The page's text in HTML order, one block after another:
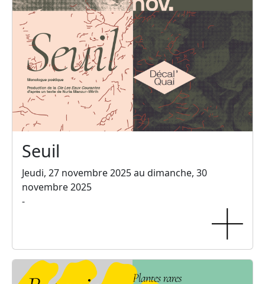
Seuil
Jeudi, 27 novembre 2025 au dimanche, 30
novembre 2025
-